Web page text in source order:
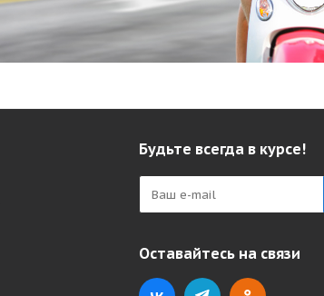
Будьте всегда в курсе!
Оставайтесь на связи